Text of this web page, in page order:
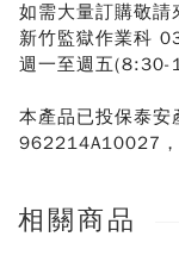
如需大量訂購敬請
新竹監獄作業科
週一至週五
本產品已投保泰安
962214A10027
相關商品